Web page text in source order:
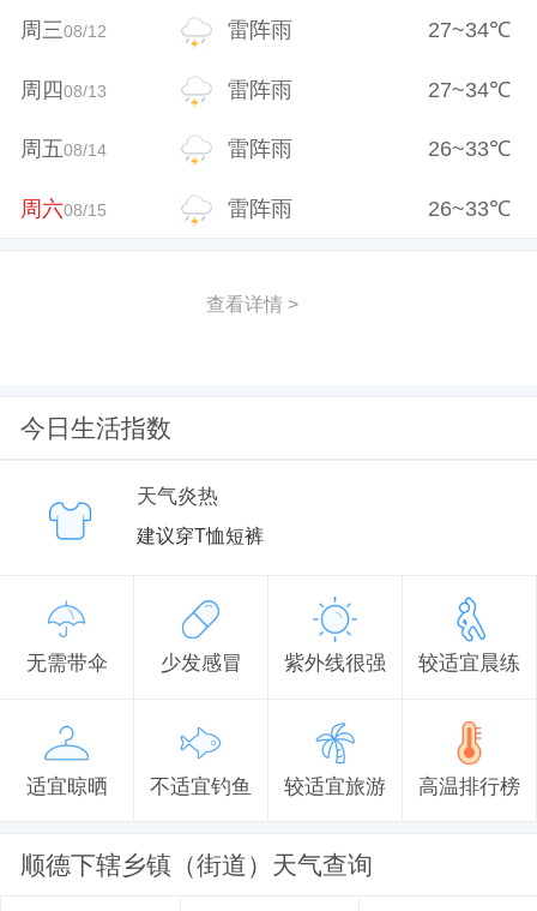
周三08/12 雷阵雨 27~34℃
周四08/13 雷阵雨 27~34℃
周五08/14 雷阵雨 26~33℃
周六08/15 雷阵雨 26~33℃
查看详情 >
今日生活指数
天气炎热
建议穿T恤短裤
无需带伞 少发感冒 紫外线很强 较适宜晨练
适宜晾晒 不适宜钓鱼 较适宜旅游 高温排行榜
顺德下辖乡镇（街道）天气查询